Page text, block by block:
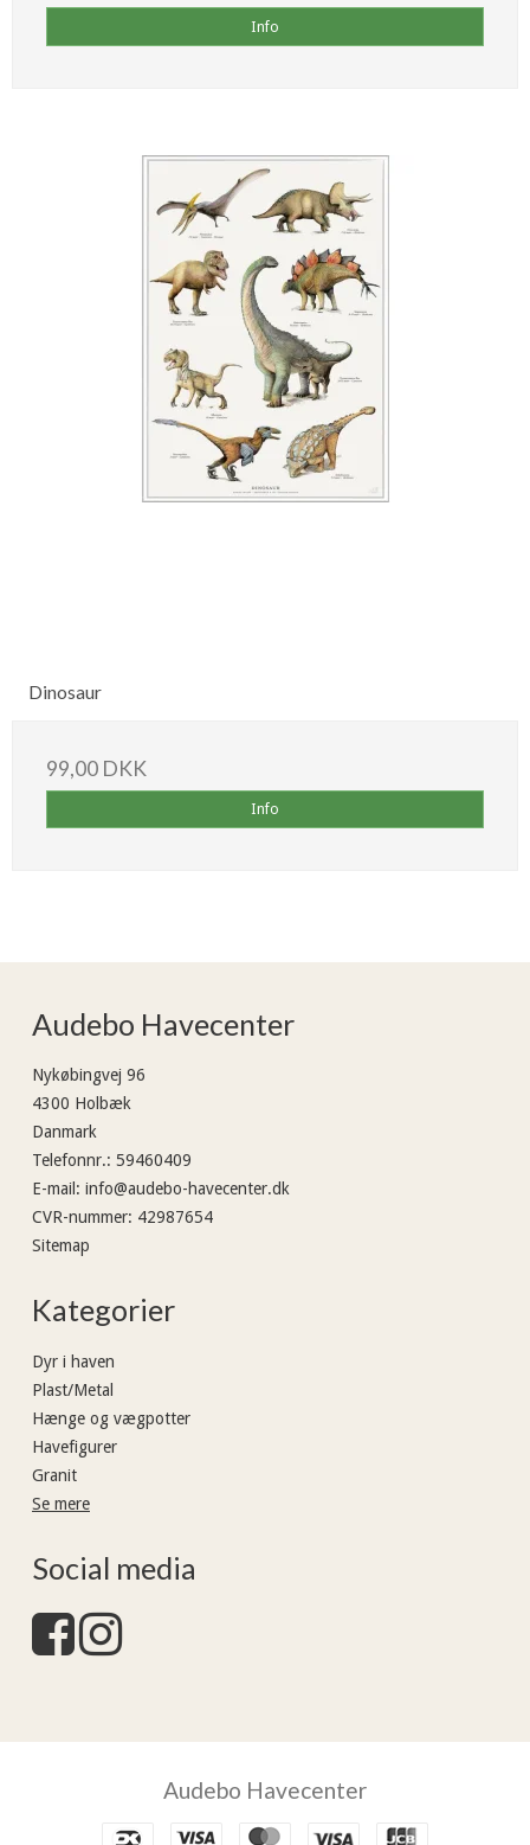
Info
Dinosaur
99,00 DKK
Info
Audebo Havecenter
Nykøbingvej 96
4300 Holbæk
Danmark
Telefonnr.: 59460409
E-mail : info@audebo-havecenter.dk
CVR-nummer: 42987654
Sitemap
Kategorier
Dyr i haven
Plast/Metal
Hænge og vægpotter
Havefigurer
Granit
Se mere
Social media
Audebo Havecenter